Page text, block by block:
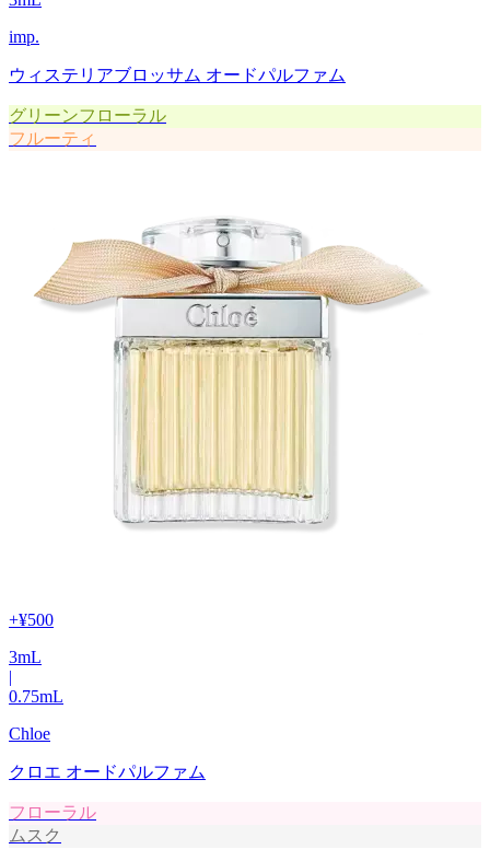
imp.
ウィステリアブロッサム オードパルファム
グリーンフローラル
フルーティ
+¥500
3mL
|
0.75mL
Chloe
クロエ オードパルファム
フローラル
ムスク